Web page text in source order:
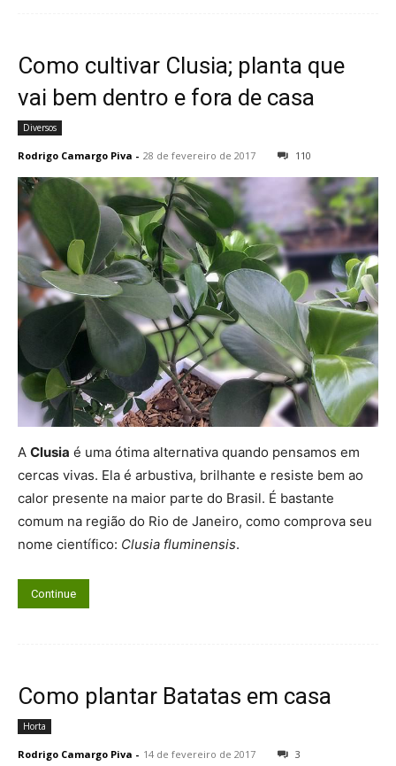
Como cultivar Clusia; planta que
vai bem dentro e fora de casa
Diversos
Rodrigo Camargo Piva - 28 de fevereiro de 2017 110
A Clusia é uma ótima alternativa quando pensamos em
cercas vivas. Ela é arbustiva, brilhante e resiste bem ao
calor presente na maior parte do Brasil. É bastante
comum na região do Rio de Janeiro, como comprova seu
nome científico: Clusia fluminensis.
Continue
Como plantar Batatas em casa
Horta
Rodrigo Camargo Piva - 14 de fevereiro de 2017 3